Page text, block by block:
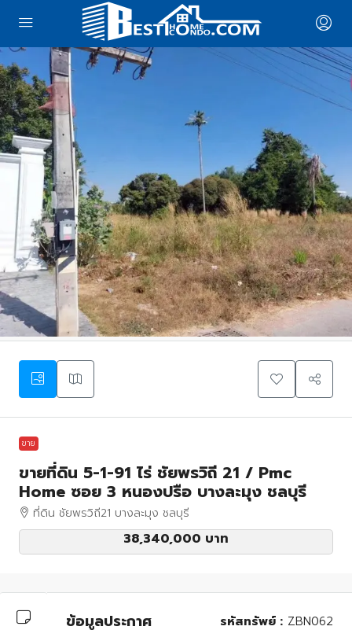
ขาย
ขายที่ดิน 5-1-91 ไร่ ชัยพรวิถี 21 / Pmc
Home ซอย 3 หนองปรือ บางละมุง ชลบุรี
ที่ดิน ชัยพรวิถี21 บางละมุง ชลบุรี
38,340,000 บาท
ข้อมูลประกาศ รหัสทรัพย์ : ZBN062